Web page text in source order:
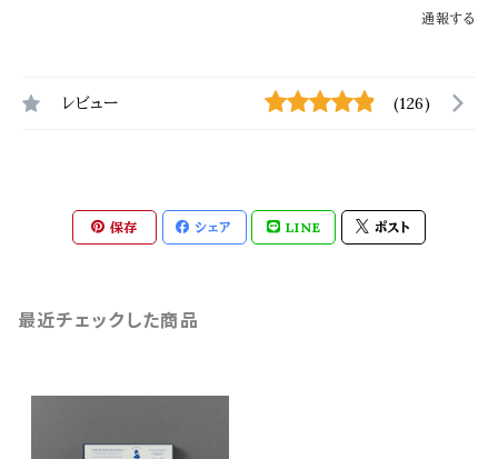
通報する
レビュー (126)
保存 シェア LINE ポスト
最近チェックした商品